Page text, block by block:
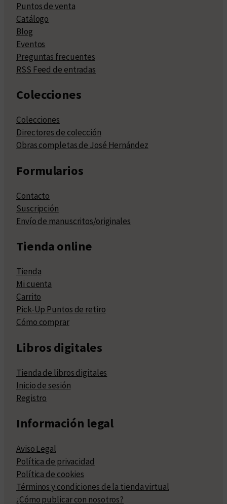
Puntos de venta
Catálogo
Blog
Eventos
Preguntas frecuentes
RSS Feed de entradas
Colecciones
Colecciones
Directores de colección
Obras completas de José Hernández
Formularios
Contacto
Suscripción
Envío de manuscritos/originales
Tienda online
Tienda
Mi cuenta
Carrito
Pick-Up Puntos de retiro
Cómo comprar
Libros digitales
Tienda de libros digitales
Inicio de sesión
Registro
Información legal
Aviso Legal
Política de privacidad
Política de cookies
Términos y condiciones de la tienda virtual
¿Cómo publicar con nosotros?